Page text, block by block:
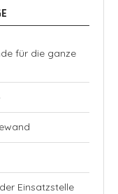
für die ganze
Einsatzstelle